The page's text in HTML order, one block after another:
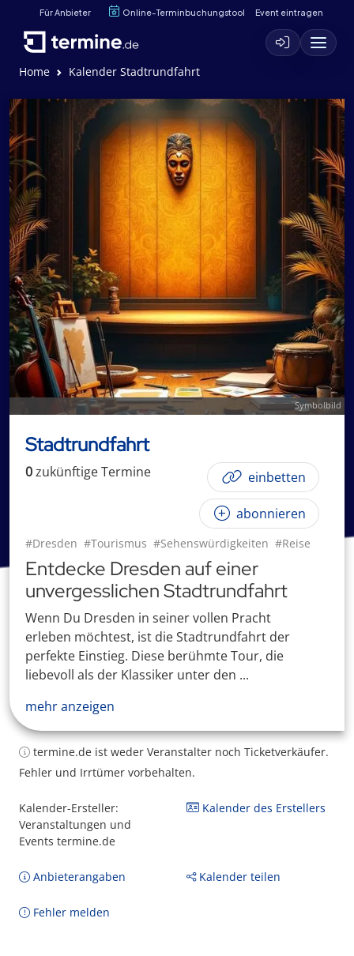
Für Anbieter Online-Terminbuchungstool Event eintragen
Home Kalender Stadtrundfahrt
Symbolbild
Stadtrundfahrt
0zukünftigeTermine einbetten
abonnieren
#Dresden #Tourismus #Sehenswürdigkeiten #Reise
Entdecke Dresden auf einer
unvergesslichen Stadtrundfahrt
Wenn Du Dresden in seiner vollen Pracht
erleben möchtest, ist die Stadtrundfahrt der
perfekte Einstieg. Diese berühmte Tour, die
liebevoll als der Klassiker unter den ...
mehr anzeigen
termine.de ist weder Veranstalter noch Ticketverkäufer.
Fehler und Irrtümer vorbehalten.
Kalender-Ersteller:
Veranstaltungen und
Events termine.de
Kalender des Erstellers
Anbieterangaben Kalender teilen
Fehler melden